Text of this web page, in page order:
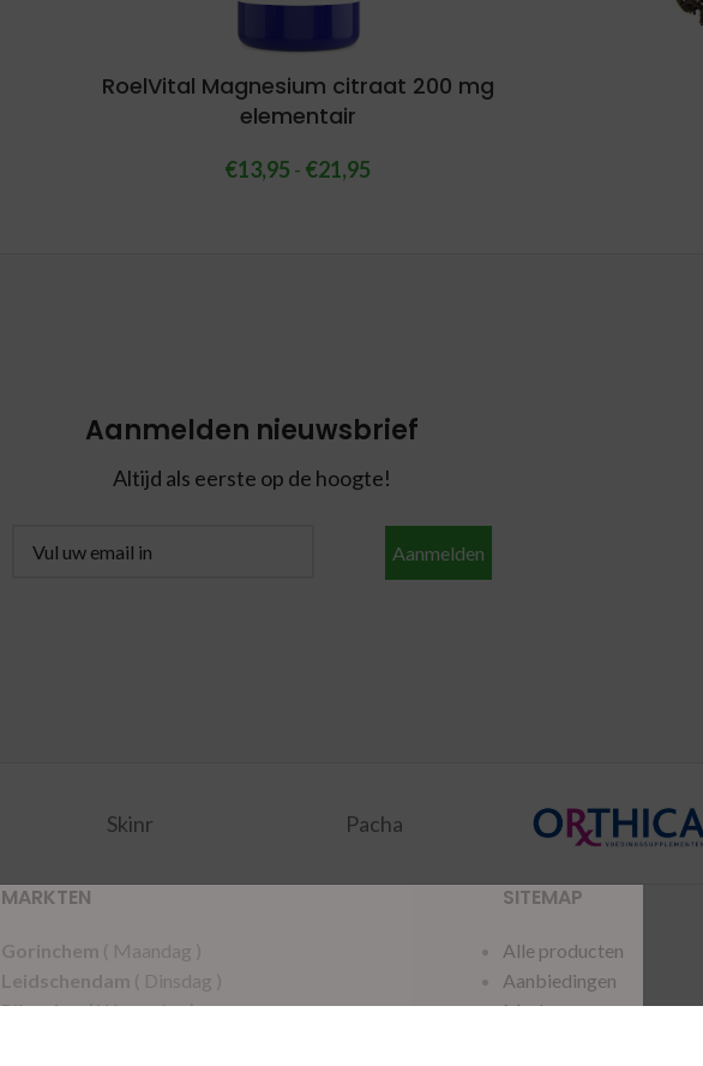
RoelVital Magnesium citraat 200 mg
elementair
€13,95 - €21,95
Aanmelden nieuwsbrief
Altijd als eerste op de hoogte!
Aanmelden
Skinr Pacha
MARKTEN
Gorinchem ( Maandag )
Leidschendam ( Dinsdag )
Pijnacker( Woensdag )
SITEMAP
Alle producten
Aanbiedingen
Merken